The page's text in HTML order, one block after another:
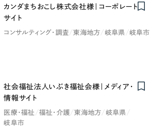
Nominee
カンダまちおこし株式会社様｜コーポレート
サイト
コンサルティング・調査 東海地方 岐阜県 岐阜市
社会福祉法人いぶき福祉会様｜メディア・
情報サイト
医療・福祉 福祉・介護 東海地方
岐阜県
岐阜市